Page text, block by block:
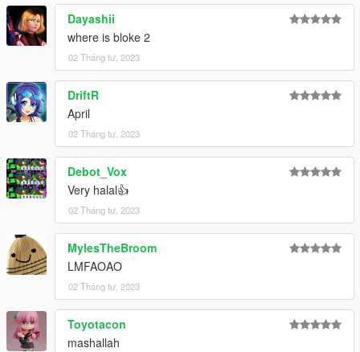
Dayashii
where is bloke 2
02 Tháng tư, 2023
DriftR
April
02 Tháng tư, 2023
Debot_Vox
Very halal👍
02 Tháng tư, 2023
MylesTheBroom
LMFAOAO
02 Tháng tư, 2023
Toyotacon
mashallah